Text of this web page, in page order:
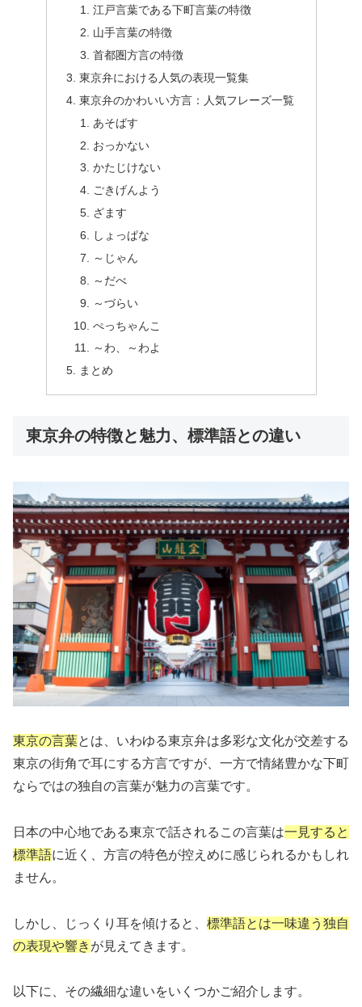
江戸言葉である下町言葉の特徴
山手言葉の特徴
首都圏方言の特徴
東京弁における人気の表現一覧集
東京弁のかわいい方言：人気フレーズ一覧
あそばす
おっかない
かたじけない
ごきげんよう
ざます
しょっぱな
～じゃん
～だべ
～づらい
ぺっちゃんこ
～わ、～わよ
まとめ
東京弁の特徴と魅力、標準語との違い
東京の言葉とは、いわゆる東京弁は多彩な文化が交差する
東京の街角で耳にする方言ですが、一方で情緒豊かな下町
ならではの独自の言葉が魅力の言葉です。
日本の中心地である東京で話されるこの言葉は一見すると
標準語に近く、方言の特色が控えめに感じられるかもしれ
ません。
しかし、じっくり耳を傾けると、 標準語とは一味違う独自
の表現や響き が見えてきます。
以下に、その繊細な違いをいくつかご紹介します。